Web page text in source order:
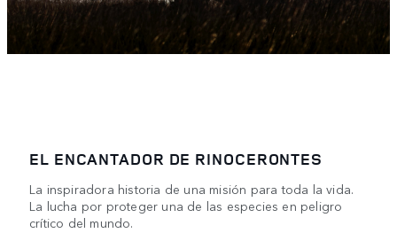
EL ENCANTADOR DE RINOCERONTES
La inspiradora historia de una misión para toda la vida.
La lucha por proteger una de las especies en peligro
crítico del mundo.